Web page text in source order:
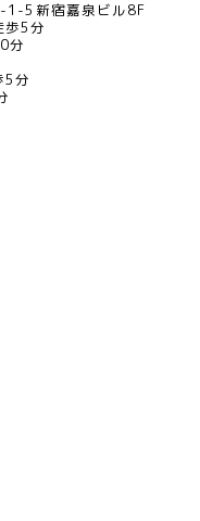
1-5新宿嘉泉ビル8F
歩5分
分
5分